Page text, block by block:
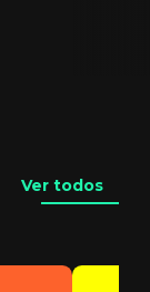
Ver todos